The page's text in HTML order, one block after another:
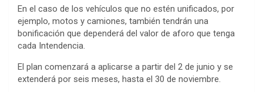
En el caso de los vehículos que no estén unificados, por
ejemplo, motos y camiones, también tendrán una
bonificación que dependerá del valor de aforo que tenga
cada Intendencia.
El plan comenzará a aplicarse a partir del 2 de junio y se
extenderá por seis meses, hasta el 30 de noviembre.